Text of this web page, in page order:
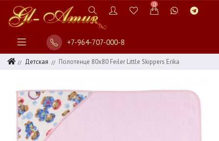
0
+7-964-707-000-8
Детская Полотенце 80x80 Feiler Little Skippers Erika